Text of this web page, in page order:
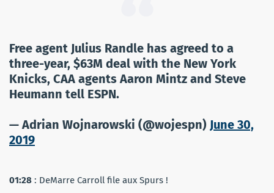
Free agent Julius Randle has agreed to a
three-year, $63M deal with the New York
Knicks, CAA agents Aaron Mintz and Steve
Heumann tell ESPN.
— Adrian Wojnarowski (@wojespn) June 30,
2019
01:28 : DeMarre Carroll file aux Spurs !